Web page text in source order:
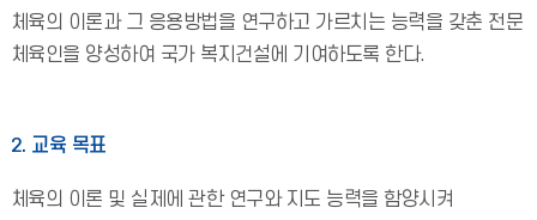
체육의 이론과 그 응용방법을 연구하고 가르치는 능력을 갖춘 전문
체육인을 양성하여 국가 복지건설에 기여하도록 한다.
2. 교육 목표
체육의 이론 및 실제에 관한 연구와 지도 능력을 함양시켜